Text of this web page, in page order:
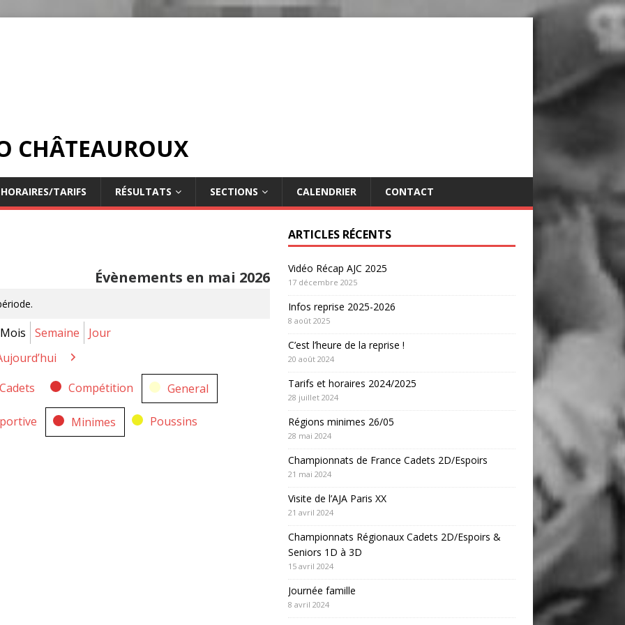
CHÂTEAUROUX
HORAIRES/TARIFS RÉSULTATS SECTIONS CALENDRIER CONTACT
Évènements en mai 2026
Mois Semaine Jour
Suivant
Cadets Compétition General
Minimes Poussins
ARTICLES RÉCENTS
Vidéo Récap AJC 2025
17 décembre 2025
Infos reprise 2025-2026
8 août 2025
C’est l’heure de la reprise !
20 août 2024
Tarifs et horaires 2024/2025
28 juillet 2024
Régions minimes 26/05
28 mai 2024
Championnats de France Cadets 2D/Espoirs
21 mai 2024
Visite de l’AJA Paris XX
21 avril 2024
Championnats Régionaux Cadets 2D/Espoirs &
Seniors 1D à 3D
15 avril 2024
Journée famille
8 avril 2024